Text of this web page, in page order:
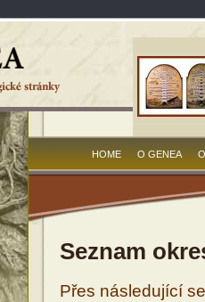
HOME O GENEA
Seznam
Přes následující